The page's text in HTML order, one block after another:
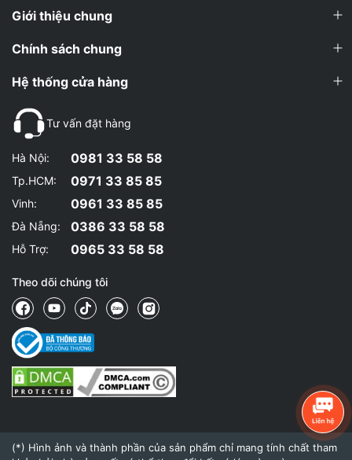
Giới thiệu chung
Chính sách chung
Hệ thống cửa hàng
Tư vấn đặt hàng
Hà Nội: 0981 33 58 58
Tp.HCM: 0971 33 85 85
Vinh: 0961 33 85 85
Đà Nẵng: 0386 33 58 58
Hỗ Trợ: 0965 33 58 58
Theo dõi chúng tôi
(*) Hình ảnh và thành phần của sản phẩm chỉ mang tính chất tham